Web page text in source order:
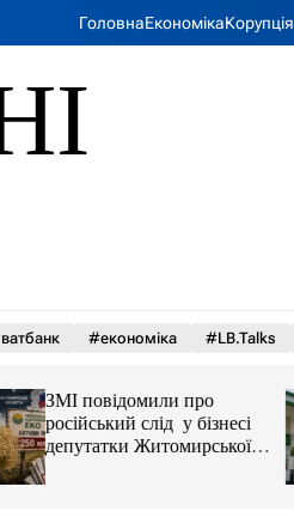
ГоловнаЕкономікаКорупція
#економіка #LB.Talks
ЗМІ повідомили про
російський слід у бізнесі
депутатки Житомирської
облради Ірини Костюшко
та чому можуть арештувати